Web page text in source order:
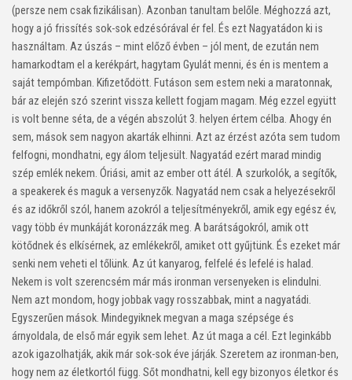
(persze nem csak fizikálisan). Azonban tanultam belőle. Méghozzá azt,
hogy a jó frissítés sok-sok edzésórával ér fel. És ezt Nagyatádon ki is
használtam. Az úszás – mint előző évben – jól ment, de ezután nem
hamarkodtam el a kerékpárt, hagytam Gyulát menni, és én is mentem a
saját tempómban. Kifizetődött. Futáson sem estem neki a maratonnak,
bár az elején szó szerint vissza kellett fogjam magam. Még ezzel együtt
is volt benne séta, de a végén abszolút 3. helyen értem célba. Ahogy én
sem, mások sem nagyon akarták elhinni. Azt az érzést azóta sem tudom
felfogni, mondhatni, egy álom teljesült. Nagyatád ezért marad mindig
szép emlék nekem. Óriási, amit az ember ott átél. A szurkolók, a segítők,
a speakerek és maguk a versenyzők. Nagyatád nem csak a helyezésekről
és az időkről szól, hanem azokról a teljesítményekről, amik egy egész év,
vagy több év munkáját koronázzák meg. A barátságokról, amik ott
kötődnek és elkísérnek, az emlékekről, amiket ott gyűjtünk. És ezeket már
senki nem veheti el tőlünk. Az út kanyarog, felfelé és lefelé is halad.
Nekem is volt szerencsém már más ironman versenyeken is elindulni.
Nem azt mondom, hogy jobbak vagy rosszabbak, mint a nagyatádi.
Egyszerűen mások. Mindegyiknek megvan a maga szépsége és
árnyoldala, de első már egyik sem lehet. Az út maga a cél. Ezt leginkább
azok igazolhatják, akik már sok-sok éve járják. Szeretem az ironman-ben,
hogy nem az életkortól függ. Sőt mondhatni, kell egy bizonyos életkor és